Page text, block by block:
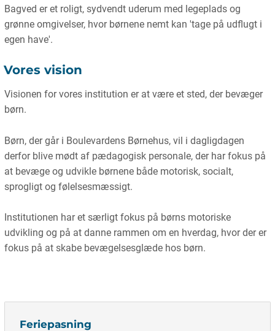
Bagved er et roligt, sydvendt uderum med legeplads og
grønne omgivelser, hvor børnene nemt kan 'tage på udflugt i
egen have'.
Vores vision
Visionen for vores institution er at være et sted, der bevæger
børn.
Børn, der går i Boulevardens Børnehus, vil i dagligdagen
derfor blive mødt af pædagogisk personale, der har fokus på
at bevæge og udvikle børnene både motorisk, socialt,
sprogligt og følelsesmæssigt.
Institutionen har et særligt fokus på børns motoriske
udvikling og på at danne rammen om en hverdag, hvor der er
fokus på at skabe bevægelsesglæde hos børn.
Feriepasning